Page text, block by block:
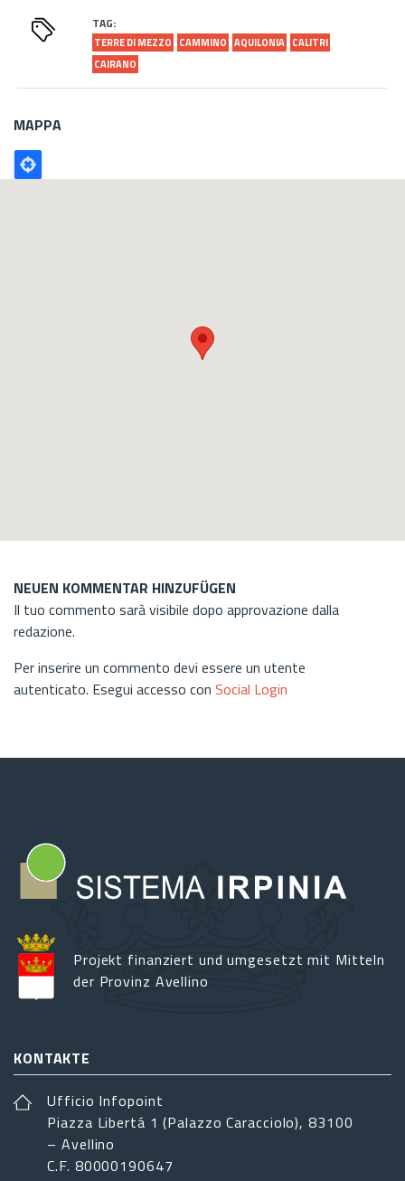
TAG:
TERRE DI MEZZO CAMMINO AQUILONIA CALITRI
CAIRANO
MAPPA
Poligono
GEO
NEUEN KOMMENTAR HINZUFÜGEN
Il tuo commento sarà visibile dopo approvazione dalla
redazione.
Per inserire un commento devi essere un utente
autenticato. Esegui accesso con Social Login
Projekt finanziert und umgesetzt mit Mitteln
der Provinz Avellino
KONTAKTE
Ufficio Infopoint
Piazza Libertá 1 (Palazzo Caracciolo), 83100
– Avellino
C.F. 80000190647